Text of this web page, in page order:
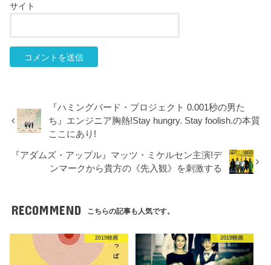
サイト
『ハミングバード・プロジェクト 0.001秒の男た
ち』エンジニア胸熱!Stay hungry. Stay foolish.の本質
ここにあり!
『アダムズ・アップル』マッツ・ミケルセン主演!デ
ンマークから貴方の《先入観》を刺激する
RECOMMEND こちらの記事も人気です。
2019映画 2019映画